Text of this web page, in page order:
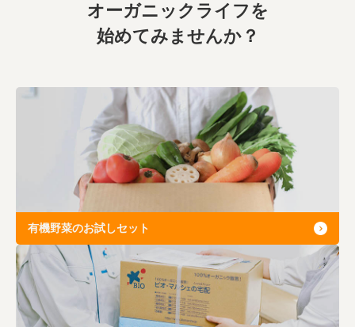
オーガニックライフを
始めてみませんか？
有機野菜のお試しセット